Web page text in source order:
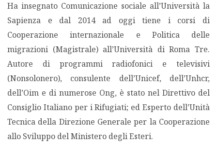
CONFLITTI
DONNE
ECONOMIA
MIGRAZIONI
POVERTÀ
Ha insegnato Comunicazione sociale all’Università la
Sapienza e dal 2014 ad oggi tiene i corsi di
Cooperazione internazionale e Politica delle
migrazioni (Magistrale) all’Università di Roma Tre.
Autore di programmi radiofonici e televisivi
(Nonsolonero), consulente dell’Unicef, dell’Unhcr,
dell’Oim e di numerose Ong, è stato nel Direttivo del
Consiglio Italiano per i Rifugiati; ed Esperto dell’Unità
Tecnica della Direzione Generale per la Cooperazione
allo Sviluppo del Ministero degli Esteri.